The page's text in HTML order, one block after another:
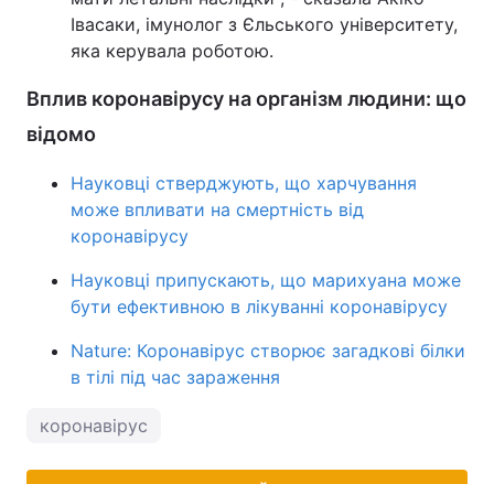
Івасаки, імунолог з Єльського університету,
яка керувала роботою.
Вплив коронавірусу на організм людини: що
відомо
Науковці стверджують, що харчування
може впливати на смертність від
коронавірусу
Науковці припускають, що марихуана може
бути ефективною в лікуванні коронавірусу
Nature: Коронавірус створює загадкові білки
в тілі під час зараження
коронавірус